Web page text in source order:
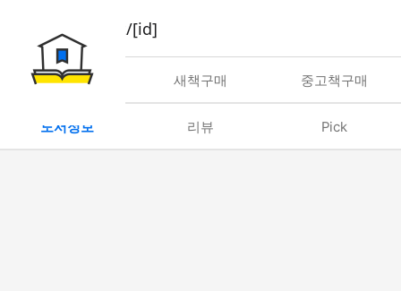
book/rent/[id]
대여 새책구매 중고책구매
도서정보 리뷰 Pick